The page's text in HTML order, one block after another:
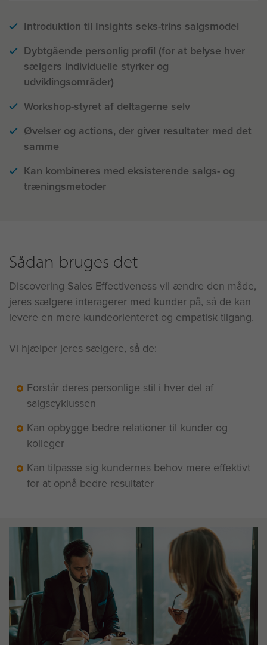
Introduktion til Insights seks-trins salgsmodel
Dybtgående personlig profil (for at belyse hver
sælgers individuelle styrker og
udviklingsområder)
Workshop-styret af deltagerne selv
Øvelser og actions, der giver resultater med det
samme
Kan kombineres med eksisterende salgs- og
træningsmetoder
Sådan bruges det
Discovering Sales Effectiveness vil ændre den måde,
jeres sælgere interagerer med kunder på, så de kan
levere en mere kundeorienteret og empatisk tilgang.
Vi hjælper jeres sælgere, så de:
Forstår deres personlige stil i hver del af
salgscyklussen
Kan opbygge bedre relationer til kunder og
kolleger
Kan tilpasse sig kundernes behov mere effektivt
for at opnå bedre resultater